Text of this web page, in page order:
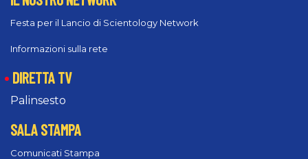
Festa per il Lancio di Scientology Network
Informazioni sulla rete
DIRETTA TV
Palinsesto
SALA STAMPA
Comunicati Stampa